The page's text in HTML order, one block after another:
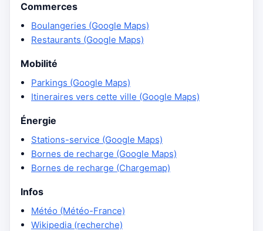
Commerces
Boulangeries (Google Maps)
Restaurants (Google Maps)
Mobilité
Parkings (Google Maps)
Itineraires vers cette ville (Google Maps)
Énergie
Stations-service (Google Maps)
Bornes de recharge (Google Maps)
Bornes de recharge (Chargemap)
Infos
Météo (Météo-France)
Wikipedia (recherche)